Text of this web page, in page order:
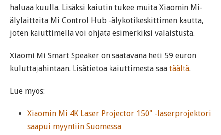
haluaa kuulla. Lisäksi kaiutin tukee muita Xiaomin Mi-
älylaitteita Mi Control Hub -älykotikeskittimen kautta,
joten kaiuttimella voi ohjata esimerkiksi valaistusta.
Xiaomi Mi Smart Speaker on saatavana heti 59 euron
kuluttajahintaan. Lisätietoa kaiuttimesta saa täältä.
Lue myös:
Xiaomin Mi 4K Laser Projector 150" -laserprojektori
saapui myyntiin Suomessa